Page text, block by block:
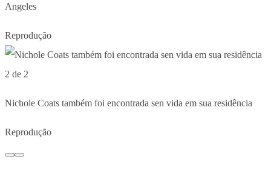
Angeles
Reprodução
2 de 2
Nichole Coats também foi encontrada sen vida em sua residência
Reprodução